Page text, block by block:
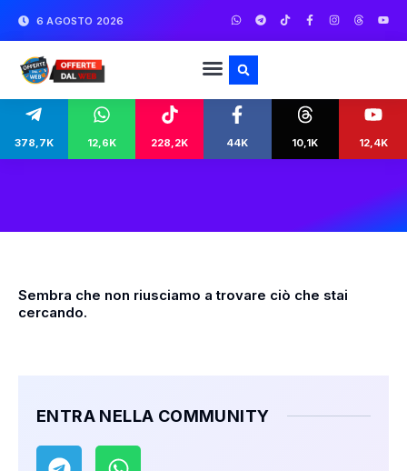
6 AGOSTO 2026
378,7K 12,6K 228,2K 44K 10,1K 12,4K
Sembra che non riusciamo a trovare ciò che stai
cercando.
ENTRA NELLA COMMUNITY